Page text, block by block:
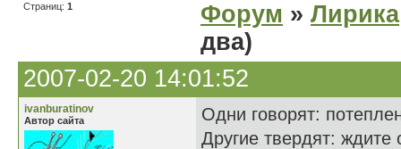
Страниц: 1 Форум » Лирика
два)
2007-02-20 14:01:52
ivanburatinov
Автор сайта
Одни говорят:
Другие твердят: ждите